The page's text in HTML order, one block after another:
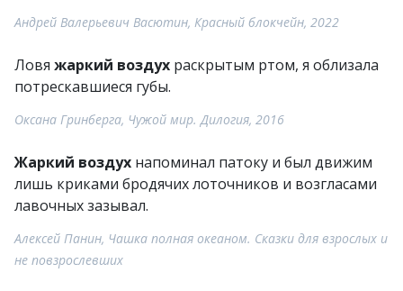
Андрей Валерьевич Васютин, Красный блокчейн, 2022
Ловя жаркий воздух раскрытым ртом, я облизала
потрескавшиеся губы.
Оксана Гринберга, Чужой мир. Дилогия, 2016
Жаркий воздух напоминал патоку и был движим
лишь криками бродячих лоточников и возгласами
лавочных зазывал.
Алексей Панин, Чашка полная океаном. Сказки для взрослых и
не повзрослевших